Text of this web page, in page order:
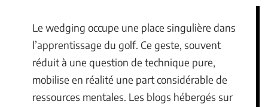
Le wedging occupe une place singulière dans
l’apprentissage du golf. Ce geste, souvent
réduit à une question de technique pure,
mobilise en réalité une part considérable de
ressources mentales. Les blogs hébergés sur